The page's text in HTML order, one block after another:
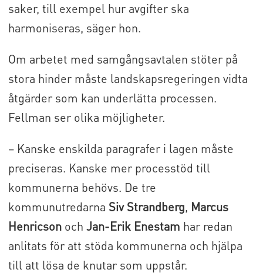
saker, till exempel hur avgifter ska
harmoniseras, säger hon.
Om arbetet med samgångsavtalen stöter på
stora hinder måste landskapsregeringen vidta
åtgärder som kan underlätta processen.
Fellman ser olika möjligheter.
– Kanske enskilda paragrafer i lagen måste
preciseras. Kanske mer processtöd till
kommunerna behövs. De tre
kommunutredarna Siv Strandberg, Marcus
Henricsonoch Jan-Erik Enestam har redan
anlitats för att stöda kommunerna och hjälpa
till att lösa de knutar som uppstår.